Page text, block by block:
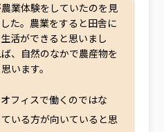
業体験をしていたのを見
た。農業をすると田舎に
活ができると思いまし
、自然のなかで農産物を
います。
フィスで働くのではな
いる方が向いていると思